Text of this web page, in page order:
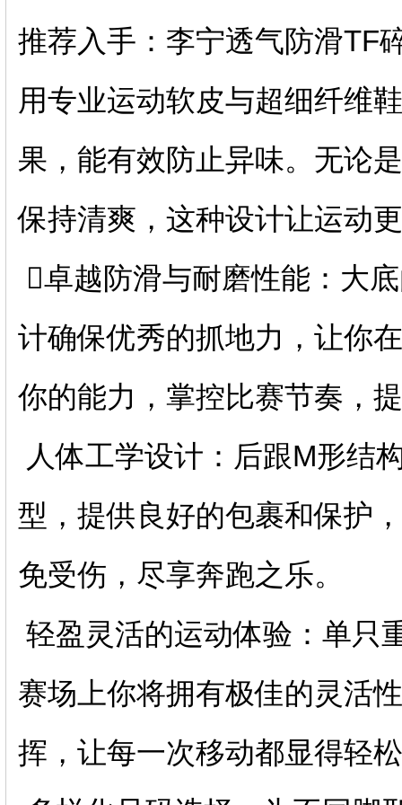
推荐入手：李宁透气防滑TF
用专业运动软皮与超细纤维
果，能有效防止异味。无论
保持清爽，这种设计让运动
️⃣卓越防滑与耐磨性能：大
计确保优秀的抓地力，让你
你的能力，掌控比赛节奏，
人体工学设计：后跟M形结
型，提供良好的包裹和保护
免受伤，尽享奔跑之乐。
轻盈灵活的运动体验：单只
赛场上你将拥有极佳的灵活
挥，让每一次移动都显得轻